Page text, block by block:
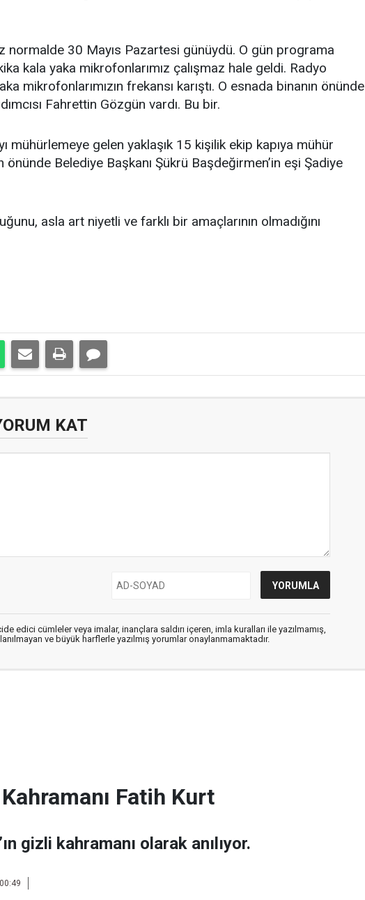
normalde 30 Mayıs Pazartesi günüydü. O gün programa
kala yaka mikrofonlarımız çalışmaz hale geldi. Radyo
mikrofonlarımızın frekansı karıştı. O esnada binanın önünde
Fahrettin Gözgün vardı. Bu bir.
mühürlemeye gelen yaklaşık 15 kişilik ekip kapıya mühür
önünde Belediye Başkanı Şükrü Başdeğirmen’in eşi Şadiye
asla art niyetli ve farklı bir amaçlarının olmadığını
KAT
edici cümleler veya imalar, inançlara saldırı içeren, imla kuralları ile yazılmamış,
ve büyük harflerle yazılmış yorumlar onaylanmamaktadır.
Kahramanı Fatih Kurt
gizli kahramanı olarak anılıyor.